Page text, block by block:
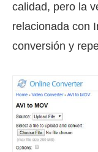
calidad, pero la
relacionada con
conversión y